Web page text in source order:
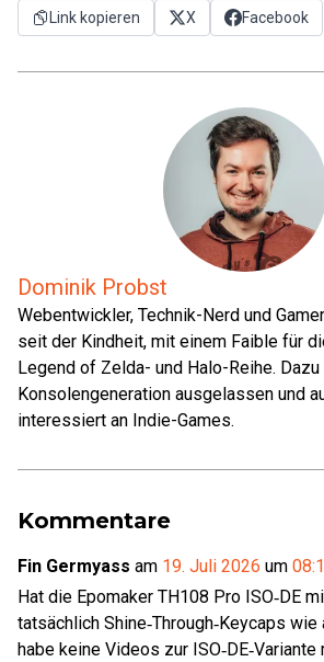
Link kopieren X Facebook
Dominik Probst
Webentwickler, Technik-Nerd und
seit der Kindheit, mit einem Faible für
Legend of Zelda- und Halo-Reihe.
Konsolengeneration ausgelassen und
interessiert an Indie-Games.
Kommentare
Fin Germyass am 19. Juli 2026 um
Hat die Epomaker TH108 Pro ISO‑DE
tatsächlich Shine‑Through‑Keycaps
habe keine Videos zur ISO‑DE‑Variante